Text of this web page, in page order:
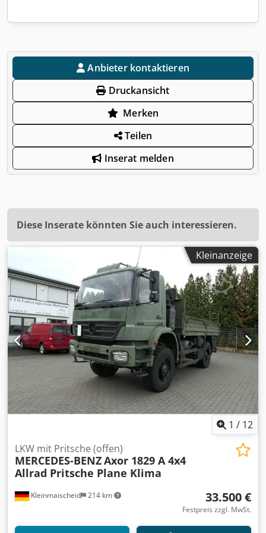
Anbieter kontaktieren
Druckansicht
Merken
Teilen
Inserat melden
Diese Inserate könnten Sie auch interessieren.
Kleinanzeige
1 / 12
Kleinmaischeid 214 km
LKW mit Pritsche (offen)
MERCEDES-BENZAxor 1829 A 4x4
Allrad Pritsche Plane Klima
33.500 €
Festpreis zzgl. MwSt.